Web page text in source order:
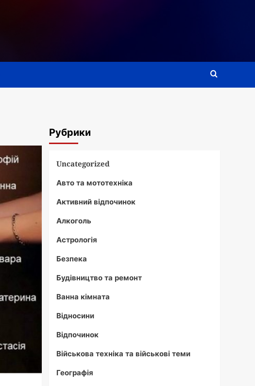
Рубрики
Uncategorized
Авто та мототехніка
Активний відпочинок
Алкоголь
Астрологія
Безпека
Будівництво та ремонт
Ванна кімната
Відносини
Відпочинок
Військова техніка та військові теми
Географія